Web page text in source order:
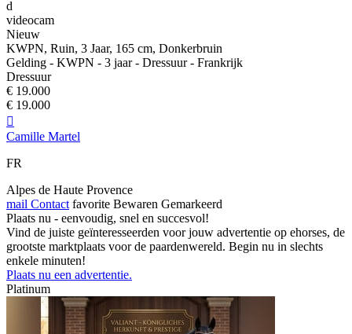
d
videocam
Nieuw
KWPN, Ruin, 3 Jaar, 165 cm, Donkerbruin
Gelding - KWPN - 3 jaar - Dressuur - Frankrijk
Dressuur
€ 19.000
€ 19.000

Camille Martel
FR
Alpes de Haute Provence
mail Contact favorite Bewaren Gemarkeerd
Plaats nu - eenvoudig, snel en succesvol!
Vind de juiste geïnteresseerden voor jouw advertentie op ehorses, de
grootste marktplaats voor de paardenwereld. Begin nu in slechts
enkele minuten!
Plaats nu een advertentie.
Platinum